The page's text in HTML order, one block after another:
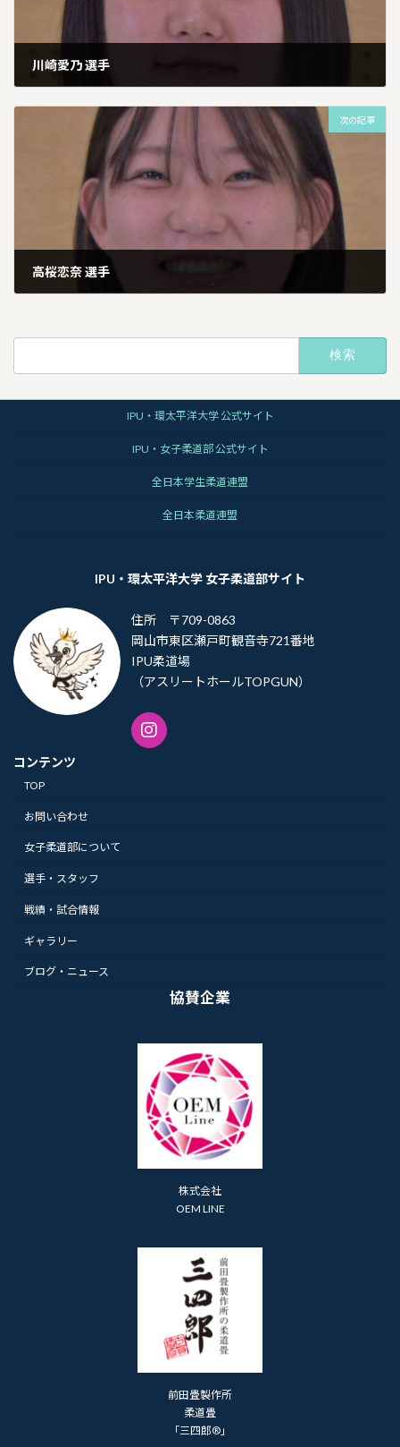
川崎愛乃 選手
次の記事
高桜恋奈 選手
IPU・環太平洋大学 公式サイト
IPU・女子柔道部 公式サイト
全日本学生柔道連盟
全日本柔道連盟
IPU・環太平洋大学 女子柔道部サイト
住所 〒709-0863
岡山市東区瀬戸町観音寺721番地
IPU柔道場
（アスリートホールTOPGUN）
コンテンツ
TOP
お問い合わせ
女子柔道部について
選手・スタッフ
戦績・試合情報
ギャラリー
ブログ・ニュース
協賛企業
株式会社
OEM LINE
前田畳製作所
柔道畳
「三四郎®」